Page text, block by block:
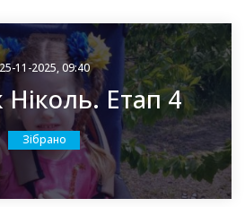
11-2025, 09:40
Етап 4
Зібрано